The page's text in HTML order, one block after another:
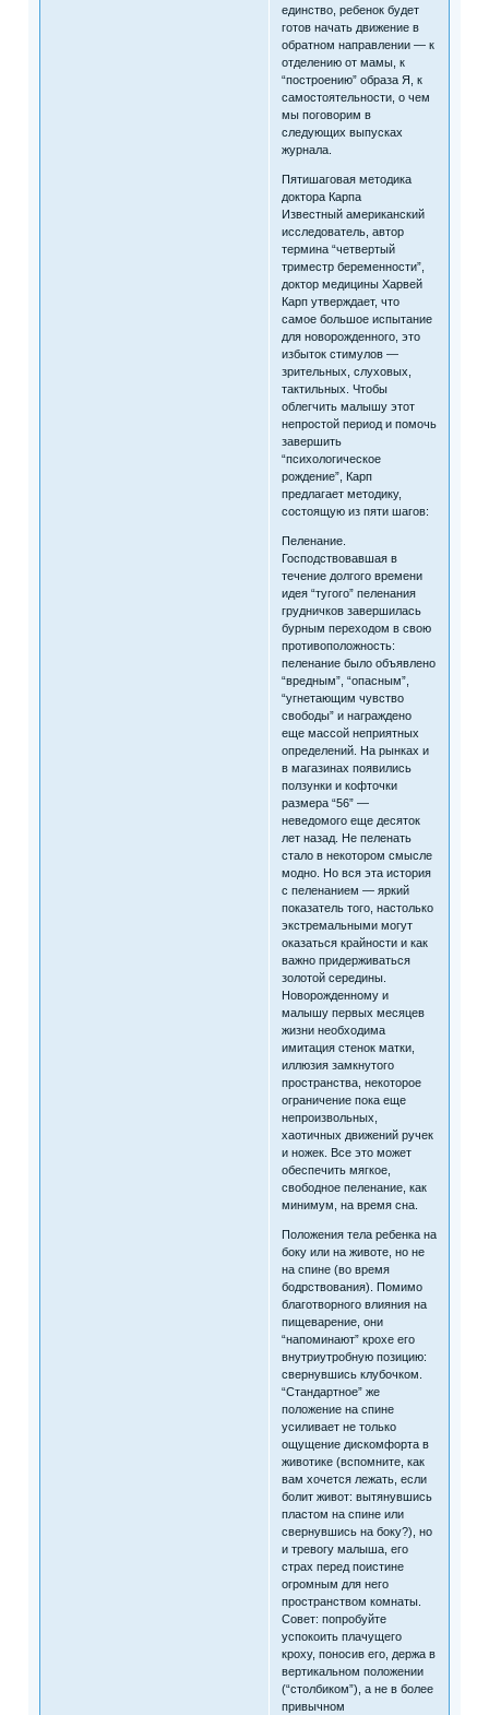
единство, ребенок будет
готов начать движение в
обратном направлении — к
отделению от мамы, к
“построению” образа Я, к
самостоятельности, о чем
мы поговорим в
следующих выпусках
журнала.
Пятишаговая методика
доктора Карпа
Известный американский
исследователь, автор
термина “четвертый
триместр беременности”,
доктор медицины Харвей
Карп утверждает, что
самое большое испытание
для новорожденного, это
избыток стимулов —
зрительных, слуховых,
тактильных. Чтобы
облегчить малышу этот
непростой период и помочь
завершить
“психологическое
рождение”, Карп
предлагает методику,
состоящую из пяти шагов:
Пеленание.
Господствовавшая в
течение долгого времени
идея “тугого” пеленания
грудничков завершилась
бурным переходом в свою
противоположность:
пеленание было объявлено
“вредным”, “опасным”,
“угнетающим чувство
свободы” и награждено
еще массой неприятных
определений. На рынках и
в магазинах появились
ползунки и кофточки
размера “56” —
неведомого еще десяток
лет назад. Не пеленать
стало в некотором смысле
модно. Но вся эта история
с пеленанием — яркий
показатель того, настолько
экстремальными могут
оказаться крайности и как
важно придерживаться
золотой середины.
Новорожденному и
малышу первых месяцев
жизни необходима
имитация стенок матки,
иллюзия замкнутого
пространства, некоторое
ограничение пока еще
непроизвольных,
хаотичных движений ручек
и ножек. Все это может
обеспечить мягкое,
свободное пеленание, как
минимум, на время сна.
Положения тела ребенка на
боку или на животе, но не
на спине (во время
бодрствования). Помимо
благотворного влияния на
пищеварение, они
“напоминают” крохе его
внутриутробную позицию:
свернувшись клубочком.
“Стандартное” же
положение на спине
усиливает не только
ощущение дискомфорта в
животике (вспомните, как
вам хочется лежать, если
болит живот: вытянувшись
пластом на спине или
свернувшись на боку?), но
и тревогу малыша, его
страх перед поистине
огромным для него
пространством комнаты.
Совет: попробуйте
успокоить плачущего
кроху, поносив его, держа в
вертикальном положении
(“столбиком”), а не в более
привычном